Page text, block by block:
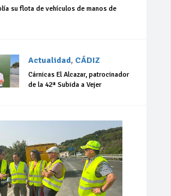
su flota de vehículos de manos de
Actualidad, CÁDIZ
Cárnicas El Alcazar, patrocinador
de la 42ª Subida a Vejer